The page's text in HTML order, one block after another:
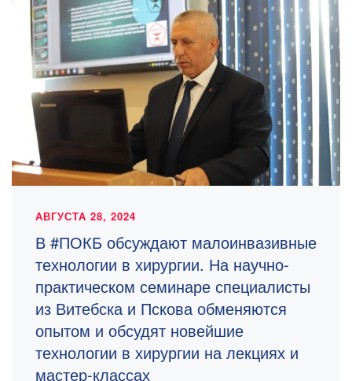
АВГУСТА 28, 2024
В #ПОКБ обсуждают малоинвазивные
технологии в хирургии. На научно-
практическом семинаре специалисты
из Витебска и Пскова обменяются
опытом и обсудят новейшие
технологии в хирургии на лекциях и
мастер-классах